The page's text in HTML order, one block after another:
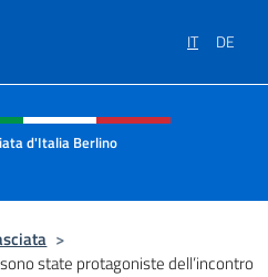
IT DE
social e menù
d'Italia Berlino
>
state protagoniste dell’incontro